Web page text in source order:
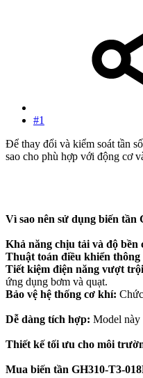
#1
Để thay đổi và kiểm soát tần
sao cho phù hợp với động cơ
Vì sao nên sử dụng biến tần
Khả năng chịu tải và độ bền
Thuật toán điều khiển thông
Tiết kiệm điện năng vượt
ứng dụng bơm và quạt.
Bảo vệ hệ thống cơ khí:
Dễ dàng tích hợp: Model này
Thiết kế tối ưu cho môi
Mua biến tần GH310-T3-